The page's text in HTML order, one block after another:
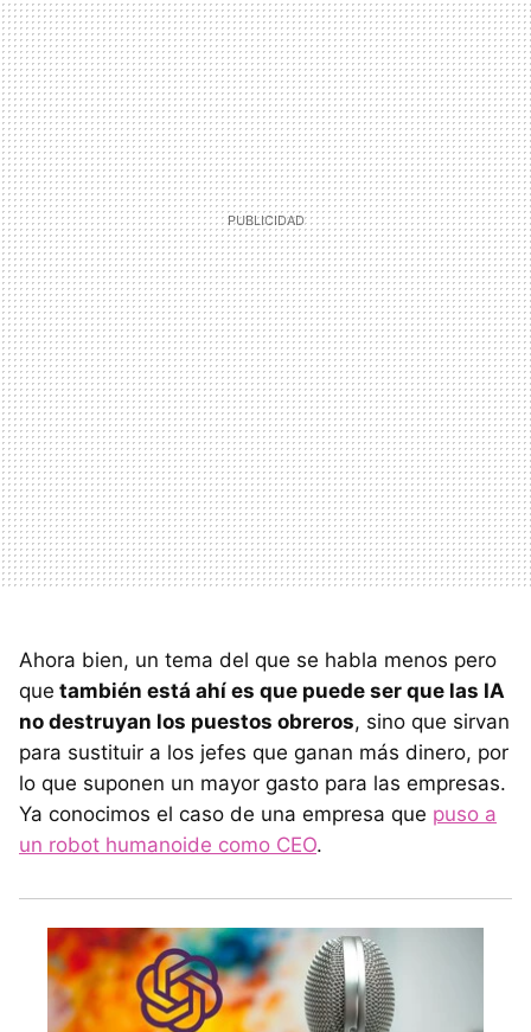
Ahora bien, un tema del que se habla menos pero
que también está ahí es que puede ser que las IA
no destruyan los puestos obreros, sino que sirvan
para sustituir a los jefes que ganan más dinero, por
lo que suponen un mayor gasto para las empresas.
Ya conocimos el caso de una empresa que puso a
un robot humanoide como CEO.